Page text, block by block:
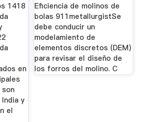
1418
en
y
el
Eficiencia de molinos de
bolas 911metallurgistSe
debe conducir un
modelamiento de
elementos discretos (DEM)
para revisar el diseño de
los forros del molino. C